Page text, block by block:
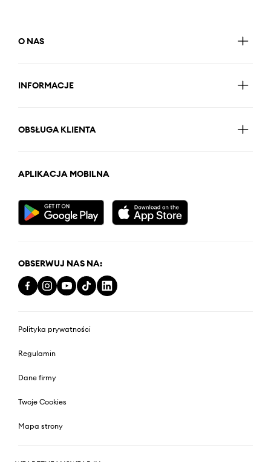
O NAS
INFORMACJE
OBSŁUGA KLIENTA
APLIKACJA MOBILNA
OBSERWUJ NAS NA:
Polityka prywatności
Regulamin
Dane firmy
Twoje Cookies
Mapa strony